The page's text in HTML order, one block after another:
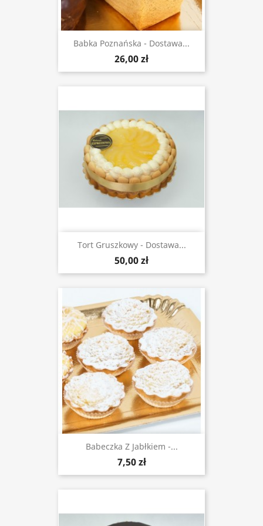
Babka Poznańska - Dostawa...
26,00 zł
Tort Gruszkowy - Dostawa...
50,00 zł
Babeczka Z Jabłkiem -...
7,50 zł